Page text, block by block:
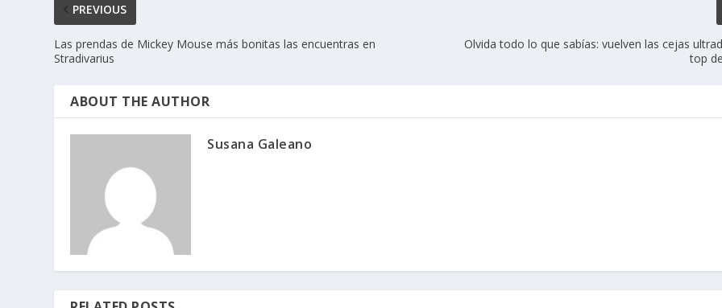
PREVIOUS
Las prendas de Mickey Mouse más bonitas las encuentras en
Stradivarius
Olvida todo lo que sabías: vuelven las cejas
top
ABOUT THE AUTHOR
Susana Galeano